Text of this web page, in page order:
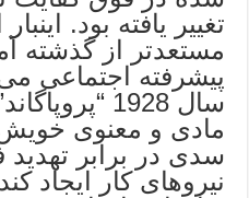
تغییر یافته بود.
مستعدتر از گذشته
پیشرفته اجتماعی
سال 1928
مادی و معنوی خویش
سدی در برابر
نیروهای کار ایجاد